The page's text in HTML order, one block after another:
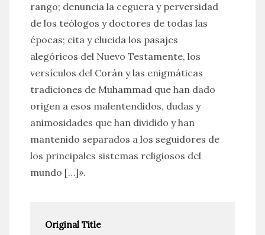
rango; denuncia la ceguera y perversidad
de los teólogos y doctores de todas las
épocas; cita y elucida los pasajes
alegóricos del Nuevo Testamente, los
versículos del Corán y las enigmáticas
tradiciones de Muhammad que han dado
origen a esos malentendidos, dudas y
animosidades que han dividido y han
mantenido separados a los seguidores de
los principales sistemas religiosos del
mundo […]».
Original Title